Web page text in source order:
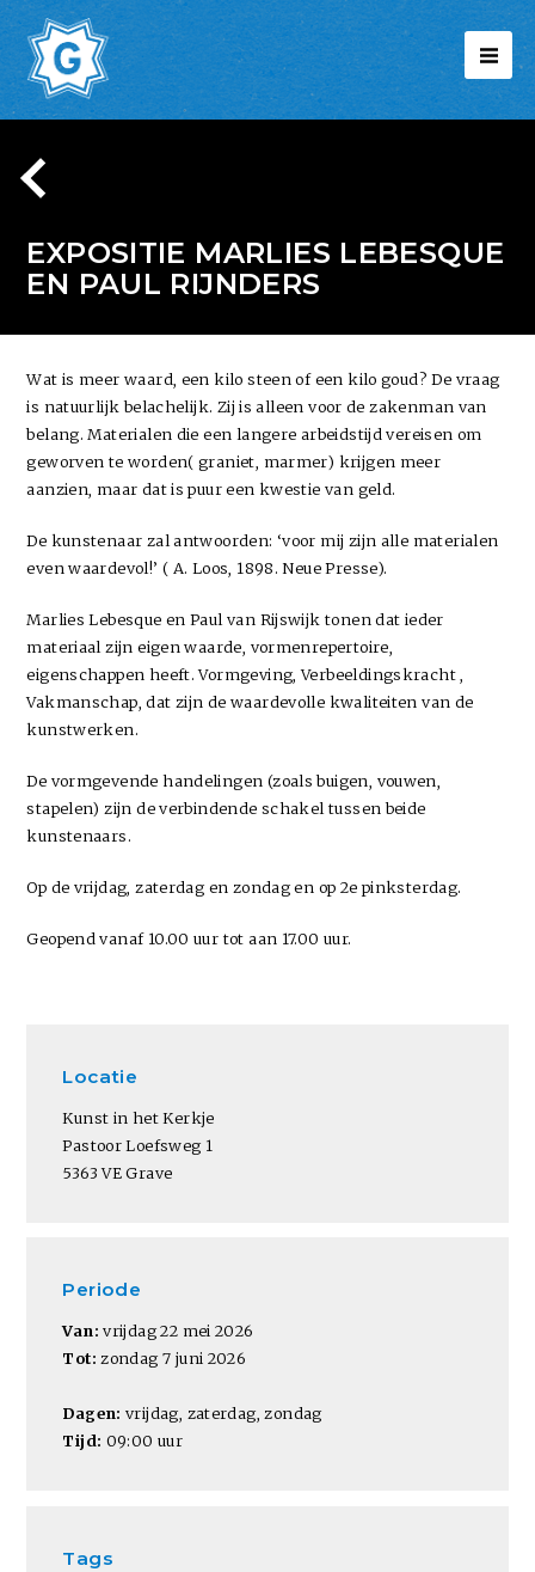
EXPOSITIE MARLIES LEBESQUE
EN PAUL RIJNDERS
Wat is meer waard, een kilo steen of een kilo goud? De vraag
is natuurlijk belachelijk. Zij is alleen voor de zakenman van
belang. Materialen die een langere arbeidstijd vereisen om
geworven te worden( graniet, marmer) krijgen meer
aanzien, maar dat is puur een kwestie van geld.
De kunstenaar zal antwoorden: ‘voor mij zijn alle materialen
even waardevol!’ ( A. Loos, 1898. Neue Presse).
Marlies Lebesque en Paul van Rijswijk tonen dat ieder
materiaal zijn eigen waarde, vormenrepertoire,
eigenschappen heeft. Vormgeving, Verbeeldingskracht ,
Vakmanschap, dat zijn de waardevolle kwaliteiten van de
kunstwerken.
De vormgevende handelingen (zoals buigen, vouwen,
stapelen) zijn de verbindende schakel tussen beide
kunstenaars.
Op de vrijdag, zaterdag en zondag en op 2e pinksterdag.
Geopend vanaf 10.00 uur tot aan 17.00 uur.
Locatie
Kunst in het Kerkje
Pastoor Loefsweg 1
5363 VE Grave
Periode
Van: vrijdag 22 mei 2026
Tot: zondag 7 juni 2026
Dagen: vrijdag, zaterdag, zondag
Tijd: 09:00 uur
Tags